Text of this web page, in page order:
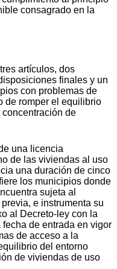
consagrado en la
artículos, dos
finales y un
con problemas de
de romper el equilibrio
de
una licencia
de las viviendas al uso
una duración de cinco
los municipios donde
sujeta al
e instrumenta su
al Decreto-ley con la
de entrada en vigor
de acceso a la
del entorno
de viviendas de uso